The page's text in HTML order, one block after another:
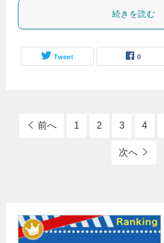
続きを読む
Tweet 0
前へ 1 2 3 4
次へ